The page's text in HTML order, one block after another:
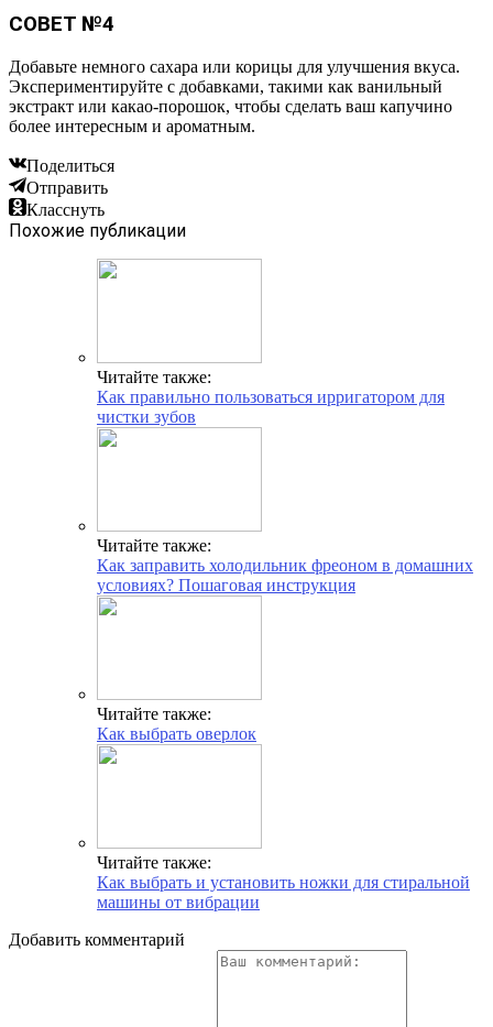
СОВЕТ №4
Добавьте немного сахара или корицы для улучшения вкуса.
Экспериментируйте с добавками, такими как ванильный
экстракт или какао-порошок, чтобы сделать ваш капучино
более интересным и ароматным.
Поделиться
Отправить
Класснуть
Похожие публикации
Читайте также:
Как правильно пользоваться ирригатором для
чистки зубов
Читайте также:
Как заправить холодильник фреоном в домашних
условиях? Пошаговая инструкция
Читайте также:
Как выбрать оверлок
Читайте также:
Как выбрать и установить ножки для стиральной
машины от вибрации
Добавить комментарий